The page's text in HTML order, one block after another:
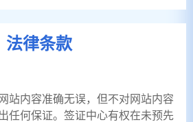
法律条款
站内容准确无误，但不对网站内容
任何保证。签证中心有权在未预先